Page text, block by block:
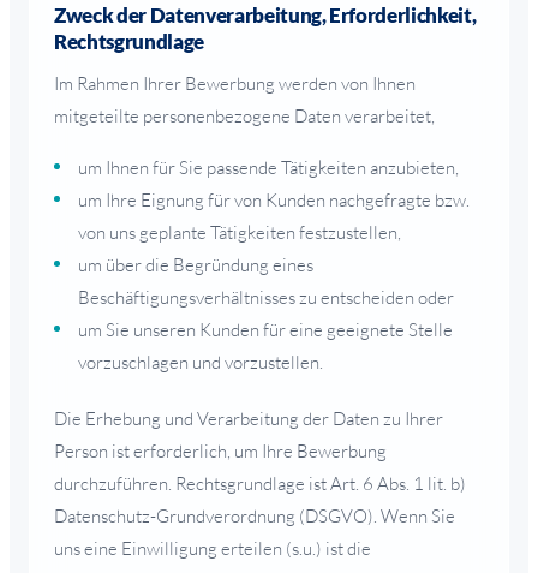
Zweck der Datenverarbeitung, Erforderlichkeit,
Rechtsgrundlage
Im Rahmen Ihrer Bewerbung werden von Ihnen
mitgeteilte personenbezogene Daten verarbeitet,
um Ihnen für Sie passende Tätigkeiten anzubieten,
um Ihre Eignung für von Kunden nachgefragte bzw.
von uns geplante Tätigkeiten festzustellen,
um über die Begründung eines
Beschäftigungsverhältnisses zu entscheiden oder
um Sie unseren Kunden für eine geeignete Stelle
vorzuschlagen und vorzustellen.
Die Erhebung und Verarbeitung der Daten zu Ihrer
Person ist erforderlich, um Ihre Bewerbung
durchzuführen. Rechtsgrundlage ist Art. 6 Abs. 1 lit. b)
Datenschutz-Grundverordnung (DSGVO). Wenn Sie
uns eine Einwilligung erteilen (s.u.) ist die